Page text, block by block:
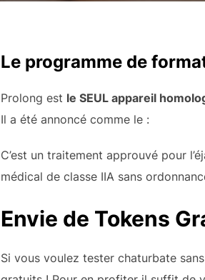
Le programme de
Prolong est le SEUL appareil
Il a été annoncé comme le :
C’est un traitement approuvé pour
médical de classe IIA sans
Envie de Tokens
Si vous voulez tester chaturbate